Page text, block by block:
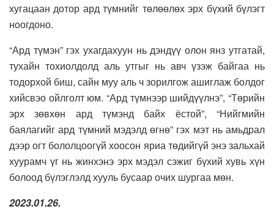
хугацаан дотор ард түмнийг төлөөлөх эрх бүхий бүлэгт
ноогдоно.
“Ард түмэн” гэх ухагдахуун нь дэндүү олон янз утгатай,
тухайн тохиолдолд аль утгыг нь авч үзэж байгаа нь
тодорхой биш, сайн муу аль ч зорилгож ашиглаж болдог
хийсвэо ойлголт юм. “Ард түмнээр шийдүүлнэ”, “Төрийн
эрх зөвхөн ард түмэнд байх ёстой”, “Нийгмийн
баялагийг ард түмний мэдэлд өгнө” гэх мэт нь амьдрал
дээр огт бололцоогүй хоосон яриа төдийгүй энэ зальхай
хуурамч үг нь жинхэнэ эрх мэдэл сэжиг бүхий хувь хүн
болоод бүлэглэлд хууль бусаар очих шургаа мөн.
2023.01.26.